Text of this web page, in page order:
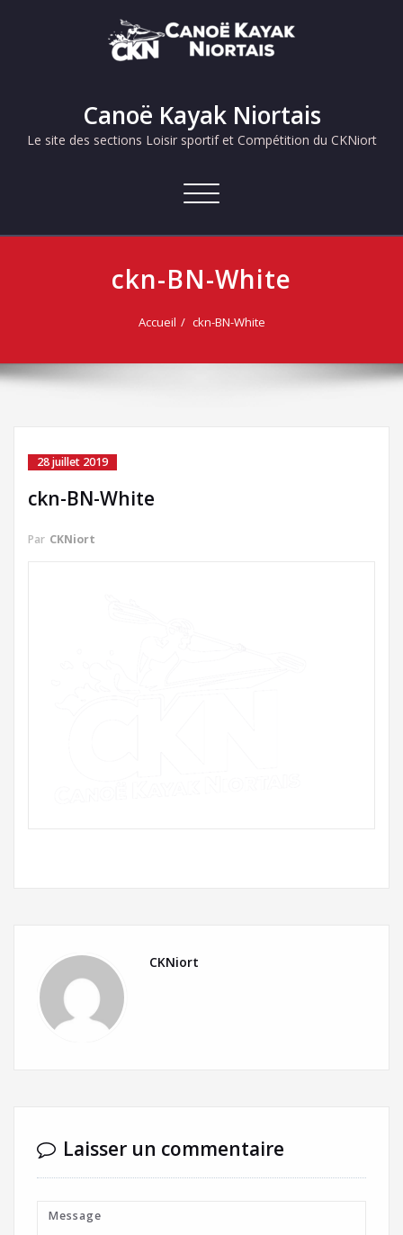
Canoë Kayak Niortais
Le site des sections Loisir sportif et Compétition du CKNiort
Afficher/masquer
navigation
ckn-BN-White
Accueil ckn-BN-White
28 juillet 2019
ckn-BN-White
Par CKNiort
CKNiort
Laisser un commentaire